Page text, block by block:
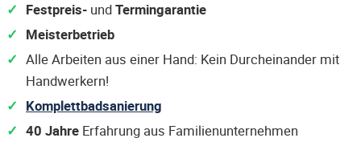
Festpreis- undTermingarantie
Meisterbetrieb
Alle Arbeiten aus einer Hand: Kein Durcheinander mit
Handwerkern!
Komplettbadsanierung
40 Jahre Erfahrung aus Familienunternehmen